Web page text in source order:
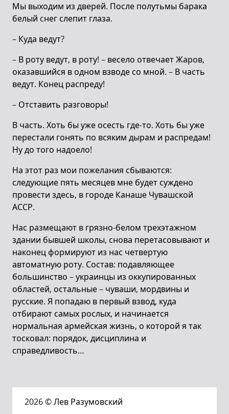
Мы выходим из дверей. После полутьмы барака
белый cнег слепит глаза.
– Куда ведут?
– В роту ведут, в роту! – весело отвечает Жаров,
оказавшийся в одном взводе со мной. – В часть
ведут. Конец распреду!
– Отставить разговоры!
В часть. Хоть бы уже осесть где-то. Хоть бы уже
перестали гонять по всяким дырам и распредам!
Ну до того надоело!
На этот раз мои пожелания сбываются:
следующие пять месяцев мне будет суждено
провести здесь, в городе Канаше Чувашской
АССР.
Нас размещают в грязно-белом трехэтажном
здании бывшей школы, снова перетасовывают и
наконец формируют из нас четвертую
автоматную роту. Состав: подавляющее
большинство – украинцы из оккупированных
областей, остальные – чуваши, мордвины и
русские. Я попадаю в первый взвод, куда
отбирают самых рослых, и начинается
нормальная армейская жизнь, о которой я так
тосковал: порядок, дисциплина и
справедливость…
2026© Лев Разумовский